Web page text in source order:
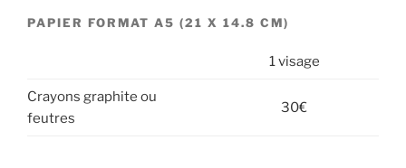
PAPIER FORMAT A5 (21 X 14.8 CM)
1 visage
Crayons graphite ou
feutres
30€